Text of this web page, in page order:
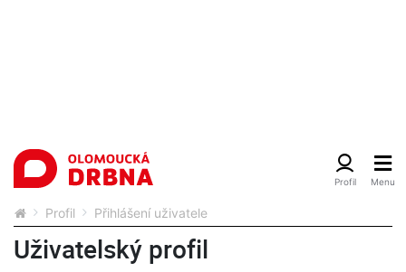
Profil Přihlášení uživatele
Uživatelský profil